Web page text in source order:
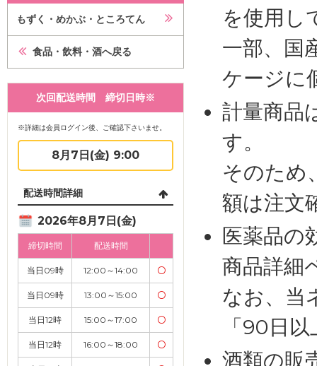
もずく・めかぶ・ところてん
食品・飲料・酒へ戻る
次回配送時間 締切日時※
※詳細は会員ログイン後、ご確認下さいませ。
8月7日(金) 9:00
配送時間詳細
2026年8月7日(金)
締切時間 配送時間
当日09時 12:00～14:00 〇
当日09時 13:00～15:00 〇
当日12時 15:00～17:00 〇
当日12時 16:00～18:00 〇
を使用し
一部、国
ケージに
計量商品
す。
そのため
額は注文
医薬品の
商品詳細
なお、当
「90日
酒類の販